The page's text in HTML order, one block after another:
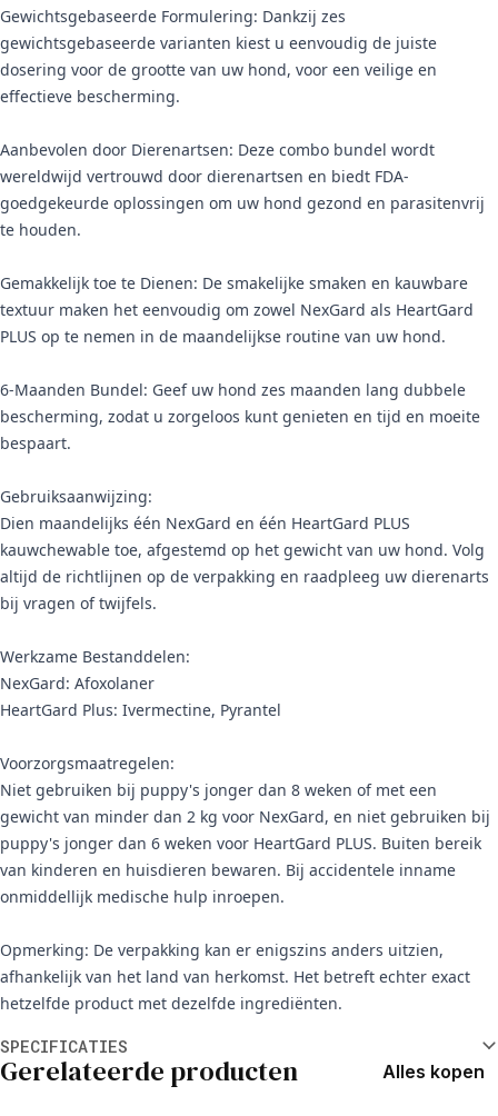
Gewichtsgebaseerde Formulering: Dankzij zes
gewichtsgebaseerde varianten kiest u eenvoudig de juiste
dosering voor de grootte van uw hond, voor een veilige en
effectieve bescherming.
Aanbevolen door Dierenartsen: Deze combo bundel wordt
wereldwijd vertrouwd door dierenartsen en biedt FDA-
goedgekeurde oplossingen om uw hond gezond en parasitenvrij
te houden.
Gemakkelijk toe te Dienen: De smakelijke smaken en kauwbare
textuur maken het eenvoudig om zowel NexGard als HeartGard
PLUS op te nemen in de maandelijkse routine van uw hond.
6-Maanden Bundel: Geef uw hond zes maanden lang dubbele
bescherming, zodat u zorgeloos kunt genieten en tijd en moeite
bespaart.
Gebruiksaanwijzing:
Dien maandelijks één NexGard en één HeartGard PLUS
kauwchewable toe, afgestemd op het gewicht van uw hond. Volg
altijd de richtlijnen op de verpakking en raadpleeg uw dierenarts
bij vragen of twijfels.
Werkzame Bestanddelen:
NexGard: Afoxolaner
HeartGard Plus: Ivermectine, Pyrantel
Voorzorgsmaatregelen:
Niet gebruiken bij puppy's jonger dan 8 weken of met een
gewicht van minder dan 2 kg voor NexGard, en niet gebruiken bij
puppy's jonger dan 6 weken voor HeartGard PLUS. Buiten bereik
van kinderen en huisdieren bewaren. Bij accidentele inname
onmiddellijk medische hulp inroepen.
Opmerking: De verpakking kan er enigszins anders uitzien,
afhankelijk van het land van herkomst. Het betreft echter exact
hetzelfde product met dezelfde ingrediënten.
SPECIFICATIES
Gerelateerde producten Alles kopen